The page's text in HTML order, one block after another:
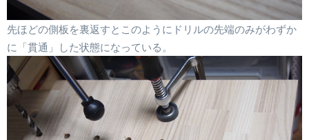
先ほどの側板を裏返すとこのようにドリルの先端のみがわずか
に「貫通」した状態になっている。